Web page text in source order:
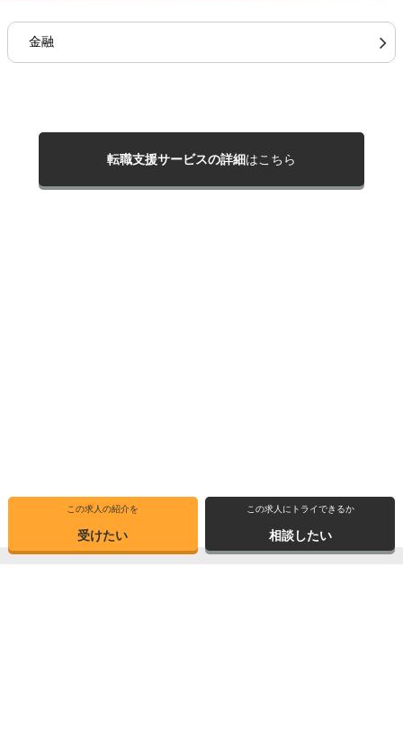
この求人の紹介を
受けたい
この求人にトライできるか
相談したい
金融
転職支援サービスの詳細はこちら